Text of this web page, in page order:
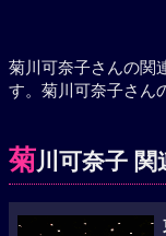
菊川可奈子さんの関
す。菊川可奈子さん
菊川可奈子